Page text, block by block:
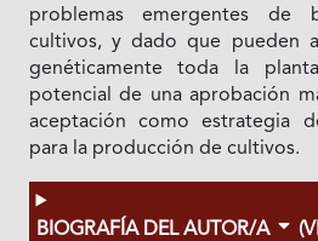
problemas emergentes de
cultivos, y dado que pueden
genéticamente toda la
potencial de una aprobación
aceptación como estrategia
para la producción de cultivos.
BIOGRAFÍA DEL AUTOR/A